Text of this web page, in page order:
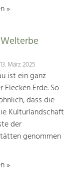
»
März 2025
ist ein ganz
Flecken Erde. So
dass die
Kulturlandschaft
der
genommen
»